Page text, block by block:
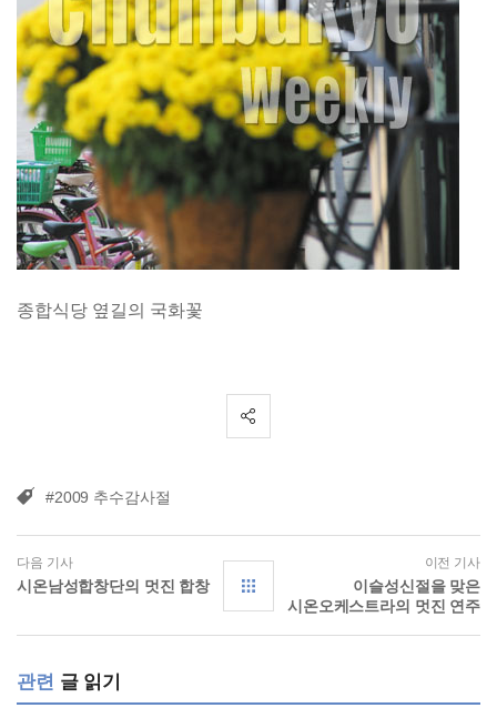
종합식당 옆길의 국화꽃
#2009 추수감사절
다음 기사
시온남성합창단의 멋진 합창
이전 기사
이슬성신절을 맞은
시온오케스트라의 멋진 연주
관련 글 읽기